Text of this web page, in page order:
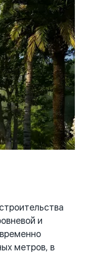
и
метров, в